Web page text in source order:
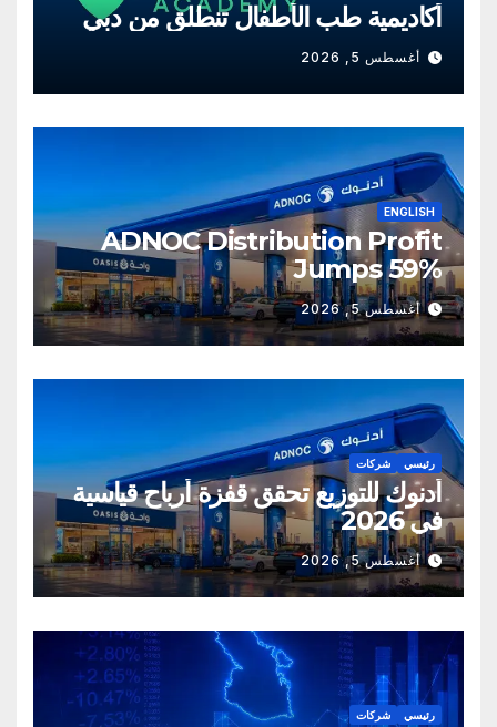
أكاديمية طب الأطفال تنطلق من دبي
أغسطس 5, 2026
ENGLISH
ADNOC Distribution Profit
Jumps 59%
أغسطس 5, 2026
رئيسي شركات
أدنوك للتوزيع تحقق قفزة أرباح قياسية
في 2026
أغسطس 5, 2026
رئيسي شركات